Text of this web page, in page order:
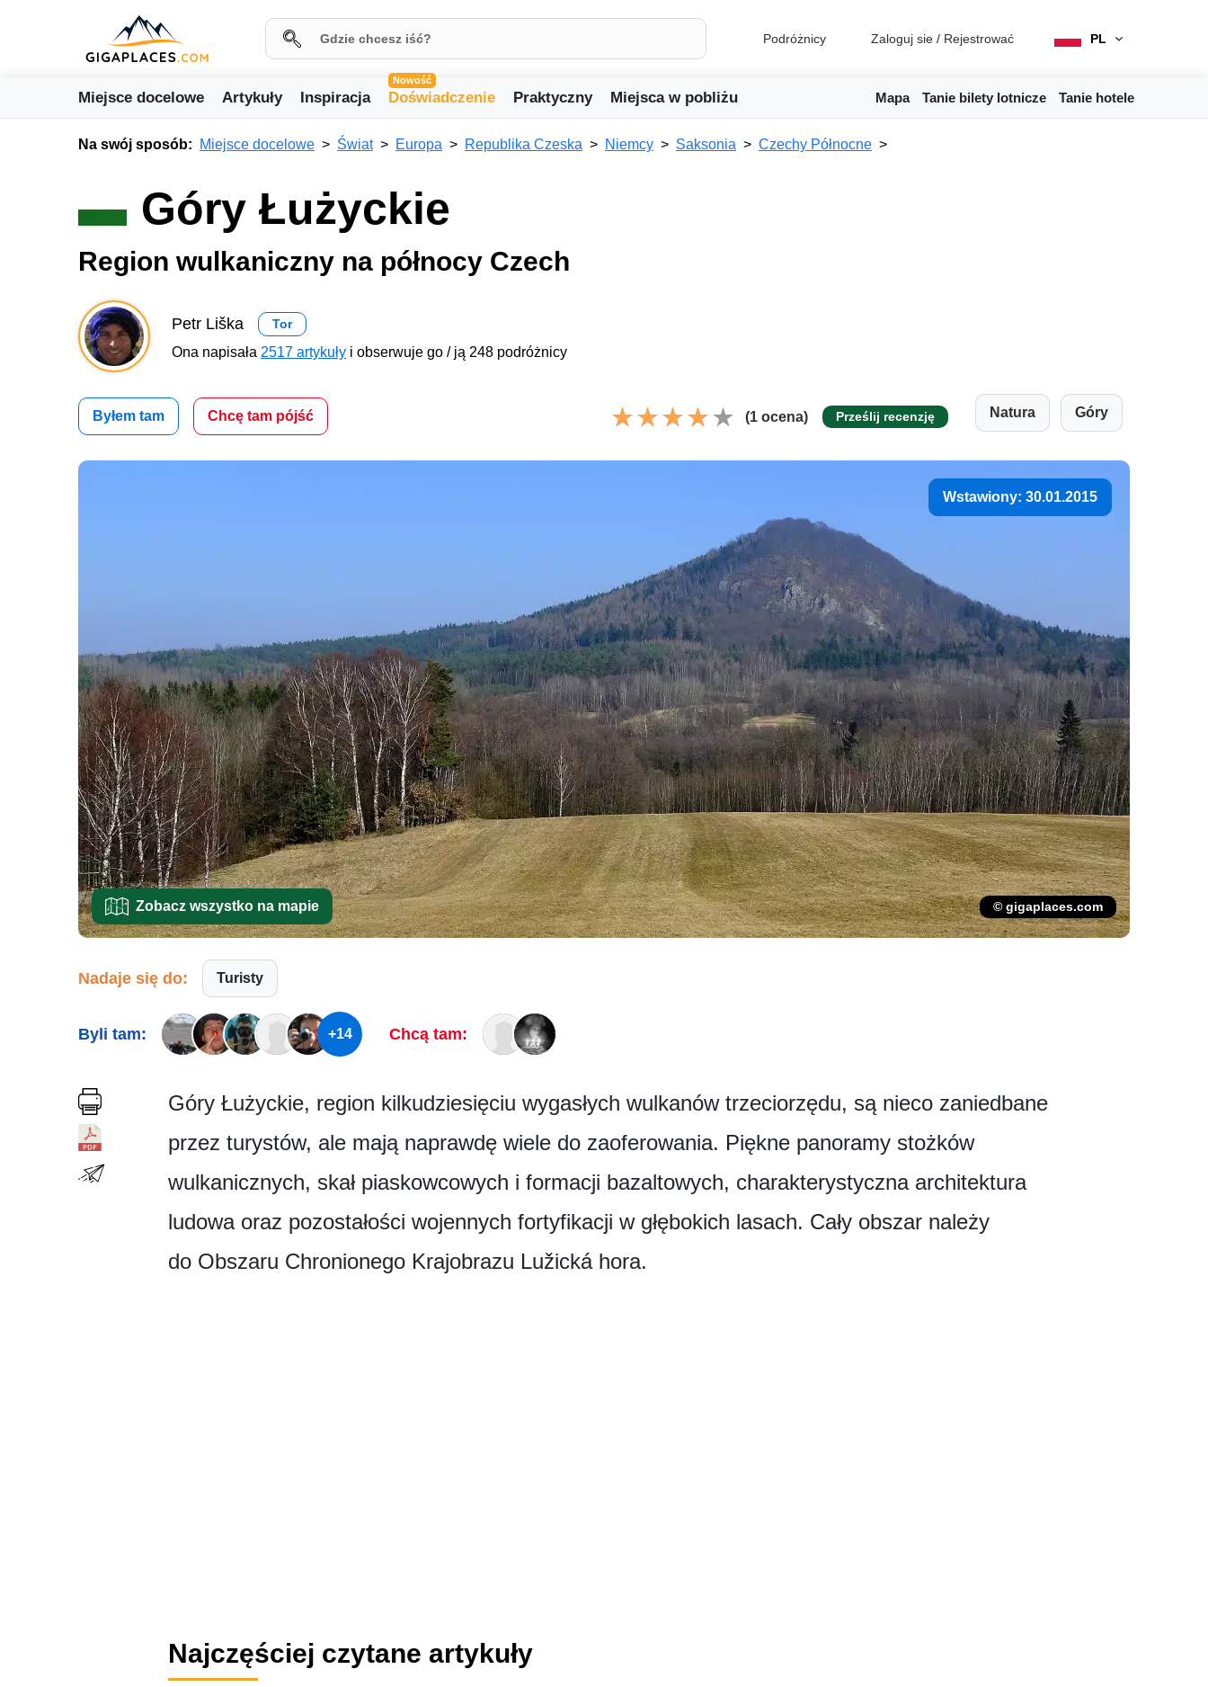
Podróżnicy Zaloguj sie / Rejestrować PL
Miejsce docelowe Artykuły Inspiracja
Nowość
Doświadczenie Praktyczny Miejsca w pobliżu Mapa Tanie bilety lotnicze Tanie hotele
Na swój sposób: Miejsce docelowe Świat Europa Republika Czeska Niemcy Saksonia Czechy Północne
Góry Łużyckie
Region wulkaniczny na północy Czech
Petr Liška Tor
Ona napisała 2517 artykuły i obserwuje go / ją 248 podróżnicy
Byłem tam Chcę tam pójść (1 ocena) Prześlij recenzję Natura Góry
Wstawiony: 30.01.2015
Zobacz wszystko na mapie © gigaplaces.com
Nadaje się do: Turisty
Byli tam: +14 Chcą tam:
Góry Łużyckie, region kilkudziesięciu wygasłych wulkanów trzeciorzędu, są nieco zaniedbane
przez turystów, ale mają naprawdę wiele do zaoferowania. Piękne panoramy stożków
wulkanicznych, skał piaskowcowych i formacji bazaltowych, charakterystyczna architektura
ludowa oraz pozostałości wojennych fortyfikacji w głębokich lasach. Cały obszar należy
do Obszaru Chronionego Krajobrazu Lužická hora.
Najczęściej czytane artykuły